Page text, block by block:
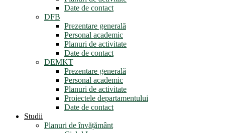
Date de contact
DFB
Prezentare generală
Personal academic
Planuri de activitate
Date de contact
DEMKT
Prezentare generală
Personal academic
Planuri de activitate
Proiectele departamentului
Date de contact
Studii
Planuri de învățământ